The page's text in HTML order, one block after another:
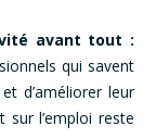
avant tout :
qui savent
d’améliorer leur
l’emploi reste